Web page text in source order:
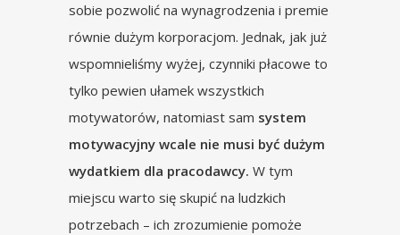
sobie pozwolić na wynagrodzenia i premie
równie dużym korporacjom. Jednak, jak już
wspomnieliśmy wyżej, czynniki płacowe to
tylko pewien ułamek wszystkich
motywatorów, natomiast sam system
motywacyjny wcale nie musi być dużym
wydatkiem dla pracodawcy. W tym
miejscu warto się skupić na ludzkich
potrzebach – ich zrozumienie pomoże